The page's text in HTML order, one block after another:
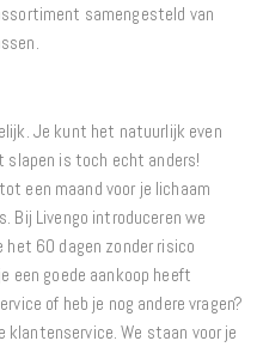
samengesteld van
Je kunt het natuurlijk even
is toch echt anders!
een maand voor je lichaam
Bij Livengo introduceren we
het 60 dagen zonder risico
een goede aankoop heeft
of heb je nog andere vragen?
We staan voor je